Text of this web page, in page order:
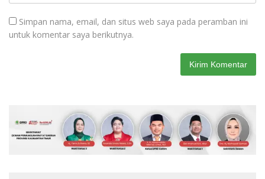
Simpan nama, email, dan situs web saya pada peramban ini
untuk komentar saya berikutnya.